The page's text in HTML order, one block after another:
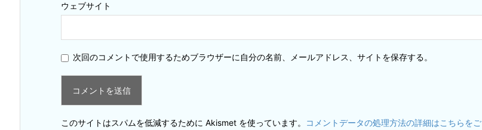
ウェブサイト
次回のコメントで使用するためブラウザーに自分の名前、メールアドレス、サイトを保存する。
このサイトはスパムを低減するために Akismet を使っています。
コメントデータの処理方法の詳細はこちらをご